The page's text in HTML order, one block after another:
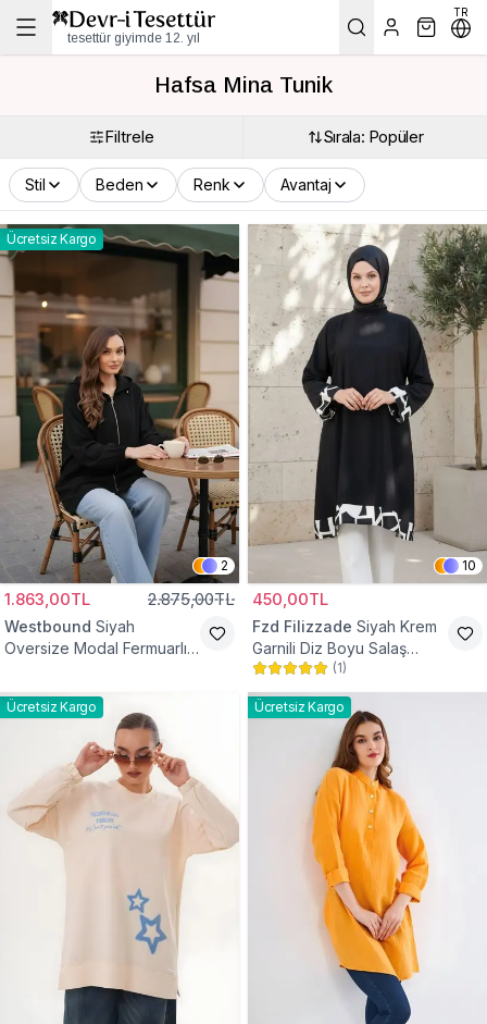
tesettür giyimde 12. yıl
TR
Hafsa Mina Tunik
Filtrele Sırala: Popüler
Stil Beden Renk Avantaj
Ücretsiz Kargo
2
1.863,00TL 2.875,00TL
Westbound Siyah
Oversize Modal Fermuarlı
10
450,00TL
Fzd Filizzade Siyah Krem
Garnili Diz Boyu Salaş
Tunik
(1)
Ücretsiz Kargo Ücretsiz Kargo